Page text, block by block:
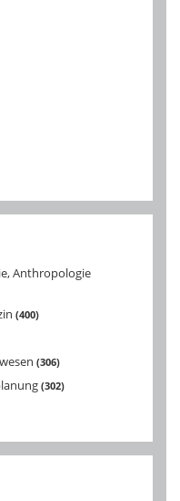
Anthropologie
400
306
302